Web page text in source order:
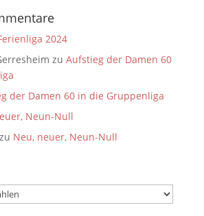
2024
zu Aufstieg der Damen 60
der Damen 60 in die Gruppenliga
Neun-Null
Neu, neuer, Neun-Null